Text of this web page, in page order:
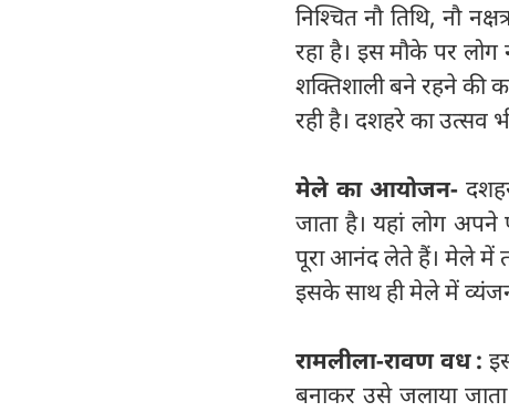
निश्चित नौ तिथि, नौ
रहा है। इस मौके पर
शक्तिशाली बने रहने की
रही है। दशहरे का उत्सव
मेले का आयोजन-
जाता है। यहां लोग
पूरा आनंद लेते हैं। मेले में
इसके साथ ही मेले में
रामलीला-रावण वध :
बनाकर उसे जलाया